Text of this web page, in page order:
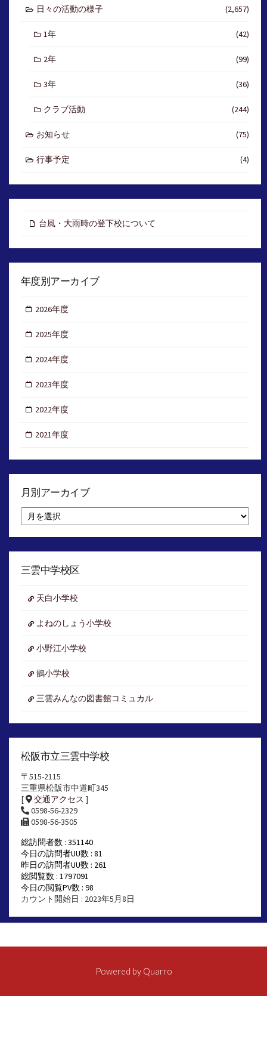
日々の活動の様子 (2,657)
1年 (42)
2年 (99)
3年 (36)
クラブ活動 (244)
お知らせ (75)
行事予定 (4)
台風・大雨時の登下校について
年度別アーカイブ
2026年度
2025年度
2024年度
2023年度
2022年度
2021年度
月別アーカイブ
別
ア
イ
三雲中学校区
天白小学校
よねのしょう小学校
小野江小学校
鵲小学校
三雲みんなの図書館コミュカル
松阪市立三雲中学校
〒515-2115
三重県松阪市中道町345
[
交通アクセス ]
0598-56-2329
0598-56-3505
総訪問者数 : 351140
今日の訪問者UU数 : 81
昨日の訪問者UU数 : 261
総閲覧数 : 1797091
今日の閲覧PV数 : 98
カウント開始日 : 2023年5月8日
Powered by Quarro